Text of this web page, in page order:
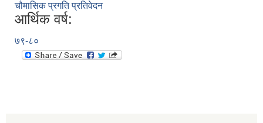
चौमासिक प्रगति प्रतिवेदन
आर्थिक वर्ष:
७९-८०